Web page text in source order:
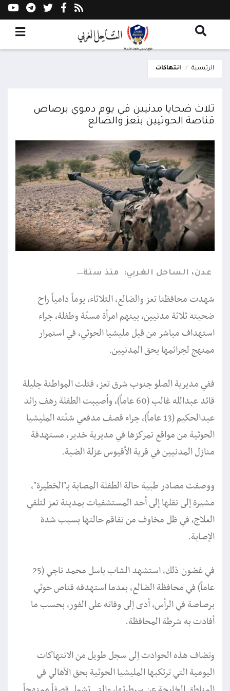
الرئيسية انتهاكات
ثلاث ضحايا مدنيين في يوم دموي برصاص
قناصة الحوثيين بتعز والضالع
عدن، الساحل الغربي: منذ سنة
شهدت محافظتا تعز والضالع، الثلاثاء، يوماً دامياً راح
ضحيته ثلاثة مدنيين، بينهم امرأة مسنّة وطفلة، جراء
استهداف مباشر من قبل مليشيا الحوثي، في استمرار
ممنهج لجرائمها بحق المدنيين.
ففي مديرية الصلو جنوب شرق تعز، قتلت المواطنة جليلة
قائد عبدالله غالب (60 عاماً)، وأصيبت الطفلة رهف رائد
عبدالحكيم (13 عاماً)، جراء قصف مدفعي شنّته المليشيا
الحوثية من مواقع تمركزها في مديرية خدير، مستهدفة
منازل المدنيين في قرية الأقيوس عزلة الضبة.
ووصفت مصادر طبية حالة الطفلة المصابة بـ"الخطيرة"،
مشيرة إلى نقلها إلى أحد المستشفيات بمدينة تعز لتلقي
العلاج، في ظل مخاوف من تفاقم حالتها بسبب شدة
الإصابة.
في غضون ذلك، استشهد الشاب باسل محمد ناجي (25
عاماً) في محافظة الضالع، بعدما استهدفه قناص حوثي
برصاصة في الرأس، أدى إلى وفاته على الفور، بحسب ما
أفادت به شرطة المحافظة.
وتضاف هذه الحوادث إلى سجل طويل من الانتهاكات
اليومية التي ترتكبها المليشيا الحوثية بحق الأهالي في